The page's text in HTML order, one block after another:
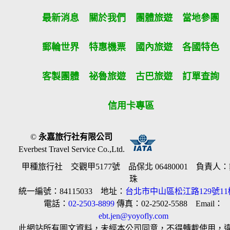
最新消息 關於我們 團體旅遊 當地參團
郵輪世界 特惠機票 國內旅遊 各國特色
客製團體 祕魯旅遊 古巴旅遊 訂單查詢
信用卡專區
©永嘉旅行社有限公司
Everbest Travel Service Co.,Ltd.
甲種旅行社 交觀甲5177號 品保北 06480001 負責人：
珠
統一編號：84115033 地址： 台北市中山區松江路129號11
電話：02-2503-8899 傳真：02-2502-5588 Email：
ebt.jen@yoyofly.com
此網站所有圖文資料，未經本公司同意，不得轉載使用，